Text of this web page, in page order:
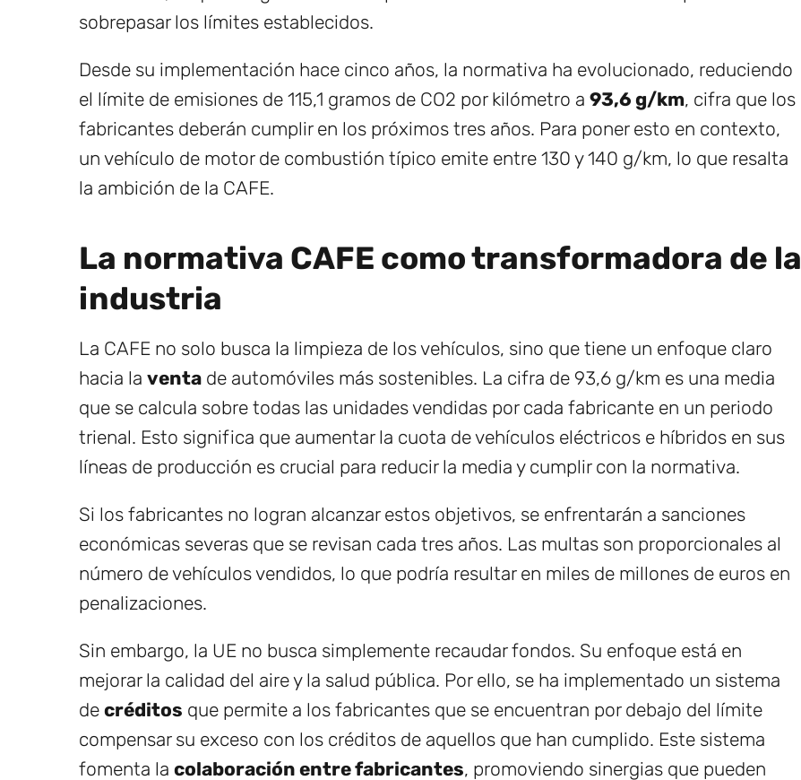
sobrepasar los límites establecidos.
Desde su implementación hace cinco años, la normativa ha evolucionado, reduciendo
el límite de emisiones de 115,1 gramos de CO2 por kilómetro a 93,6 g/km, cifra que los
fabricantes deberán cumplir en los próximos tres años. Para poner esto en contexto,
un vehículo de motor de combustión típico emite entre 130 y 140 g/km, lo que resalta
la ambición de la CAFE.
La normativa CAFE como transformadora de la
industria
La CAFE no solo busca la limpieza de los vehículos, sino que tiene un enfoque claro
hacia la venta de automóviles más sostenibles. La cifra de 93,6 g/km es una media
que se calcula sobre todas las unidades vendidas por cada fabricante en un periodo
trienal. Esto significa que aumentar la cuota de vehículos eléctricos e híbridos en sus
líneas de producción es crucial para reducir la media y cumplir con la normativa.
Si los fabricantes no logran alcanzar estos objetivos, se enfrentarán a sanciones
económicas severas que se revisan cada tres años. Las multas son proporcionales al
número de vehículos vendidos, lo que podría resultar en miles de millones de euros en
penalizaciones.
Sin embargo, la UE no busca simplemente recaudar fondos. Su enfoque está en
mejorar la calidad del aire y la salud pública. Por ello, se ha implementado un sistema
de créditos que permite a los fabricantes que se encuentran por debajo del límite
compensar su exceso con los créditos de aquellos que han cumplido. Este sistema
fomenta la colaboración entre fabricantes, promoviendo sinergias que pueden